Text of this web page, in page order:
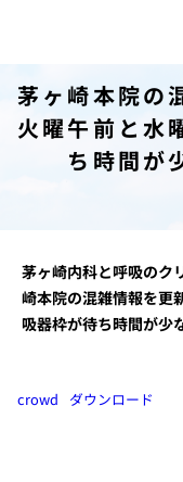
茅ヶ崎本院の
火曜午前と水
ち時間が
茅ヶ崎内科と呼吸のク
崎本院の混雑情報を更
吸器枠が待ち時間が少
crowd ダウンロード